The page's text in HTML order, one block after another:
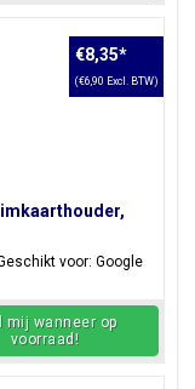
voor: Google
€8,35*
(€6,90 Excl. BTW)
mij wanneer op
voorraad!